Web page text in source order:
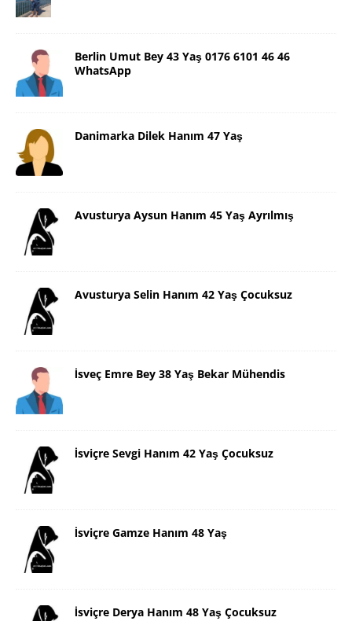
Berlin Umut Bey 43 Yaş 0176 6101 46 46
WhatsApp
Danimarka Dilek Hanım 47 Yaş
Avusturya Aysun Hanım 45 Yaş Ayrılmış
Avusturya Selin Hanım 42 Yaş Çocuksuz
İsveç Emre Bey 38 Yaş Bekar Mühendis
İsviçre Sevgi Hanım 42 Yaş Çocuksuz
İsviçre Gamze Hanım 48 Yaş
İsviçre Derya Hanım 48 Yaş Çocuksuz